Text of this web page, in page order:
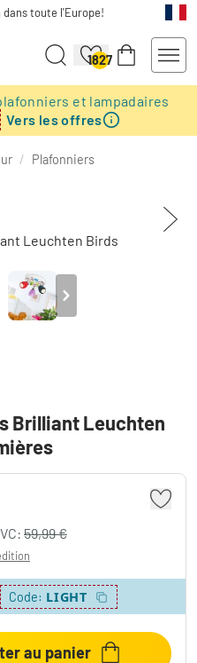
dans toute l'Europe!
1827
et lampadaires
Vers les offres
/ Plafonniers
Brilliant Leuchten
59,99 €
Code: LIGHT
au panier